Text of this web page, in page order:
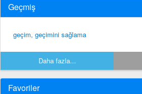
Geçmiş
geçim, geçimini sağlama
Daha fazla...
Favoriler